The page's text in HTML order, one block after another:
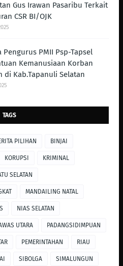
Gus Irawan Pasaribu Terkait
CSR BI/OJK
Pengurus PMII Psp-Tapsel
Kemanusiaan Korban
di Kab.Tapanuli Selatan
TAGS
PILIHAN BINJAI
KORUPSI KRIMINAL
SELATAN
MANDAILING NATAL
NIAS SELATAN
UTARA PADANGSIDIMPUAN
PEMERINTAHAN RIAU
SIBOLGA SIMALUNGUN